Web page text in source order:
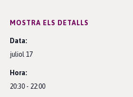
MOSTRA ELS DETALLS
Data:
juliol 17
Hora:
20:30 - 22:00